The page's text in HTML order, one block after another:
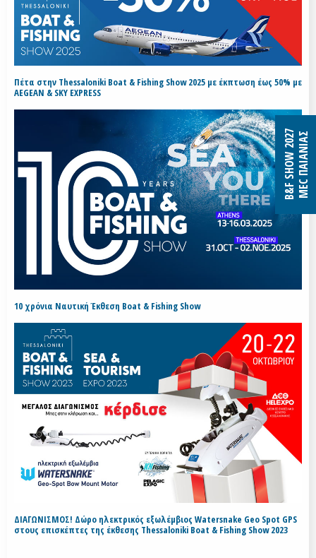
Πέτα στην Thessaloniki Boat & Fishing Show 2025 με έκπτωση έως 50% με
AEGEAN & SKY EXPRESS
10 χρόνια Ναυτική Έκθεση Boat & Fishing Show
ΔΙΑΓΩΝΙΣΜΟΣ! Δώρο ηλεκτρικός εξωλέμβιος Watersnake Geo Spot GPS
στους επισκέπτες της έκθεσης Thessaloniki Boat & Fishing Show 2023
B&F SHOW 2027MEC ΠΑΙΑΝΙΑΣ